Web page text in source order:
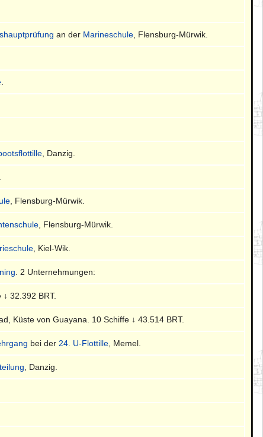
an der Marineschule , Flensburg-Mürwik.
, Danzig.
, Flensburg-Mürwik.
, Flensburg-Mürwik.
, Kiel-Wik.
. 2 Unternehmungen:
32.392 BRT.
Küste von Guayana. 10 Schiffe ↓ 43.514 BRT.
bei der 24. U-Flottille , Memel.
, Danzig.